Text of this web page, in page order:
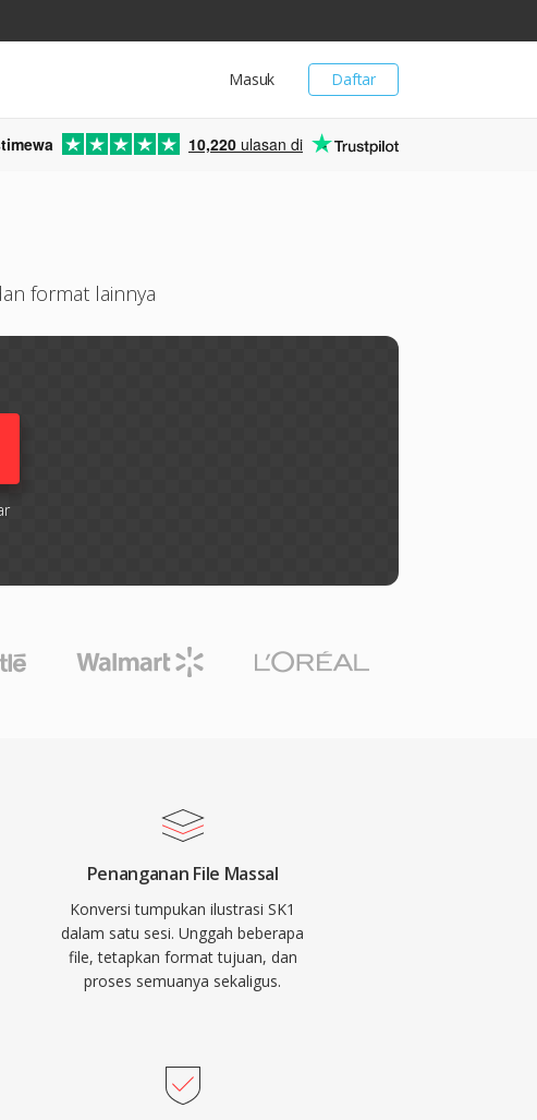
Daftar
Masuk
10,220 ulasan di
format lainnya
Penanganan File Massal
Konversi tumpukan ilustrasi SK1
dalam satu sesi. Unggah beberapa
file, tetapkan format tujuan, dan
proses semuanya sekaligus.